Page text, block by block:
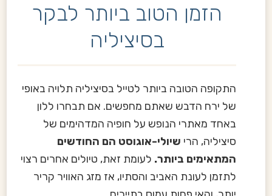
הזמן הטוב ביותר לבקר
בסיציליה
התקופה הטובה ביותר לטייל בסיציליה תלויה באופי
של ירח הדבש שאתם מחפשים. אם תבחרו ללון
באחד מאתרי הנופש על חופיה המדהימים של
סיציליה, הרי שיולי-אוגוסט הם החודשים
המתאימים ביותר. לעומת זאת, טיולים אחרים רצוי
לתזמן לעונת האביב והסתיו, אז מזג האוויר קריר